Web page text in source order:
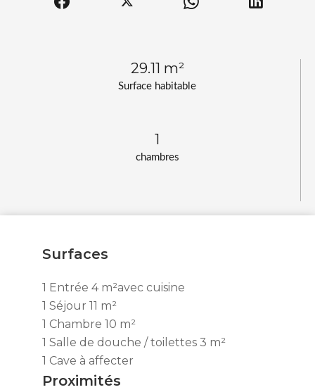
Surface habitable
29.11 m²
chambres
1
Surfaces
1 Entrée 4 m²avec cuisine
1 Séjour 11 m²
1 Chambre 10 m²
1 Salle de douche / toilettes 3 m²
1 Cave à affecter
Proximités